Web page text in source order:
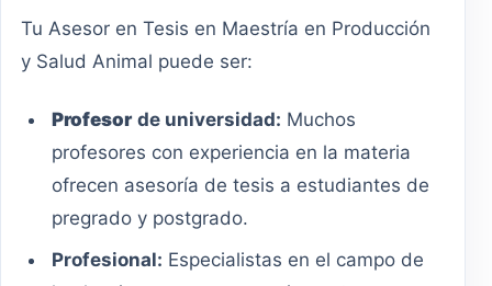
Tu Asesor en Tesis en Maestría en Producción
y Salud Animal puede ser:
Profesor de universidad: Muchos
profesores con experiencia en la materia
ofrecen asesoría de tesis a estudiantes de
pregrado y postgrado.
Profesional: Especialistas en el campo de